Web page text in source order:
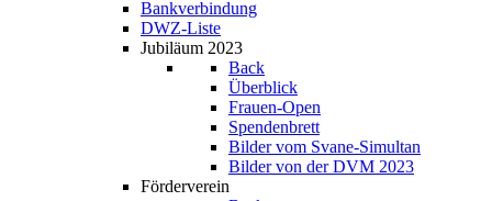
Bankverbindung
DWZ-Liste
Jubiläum 2023
Back
Überblick
Frauen-Open
Spendenbrett
Bilder vom Svane-Simultan
Bilder von der DVM 2023
Förderverein